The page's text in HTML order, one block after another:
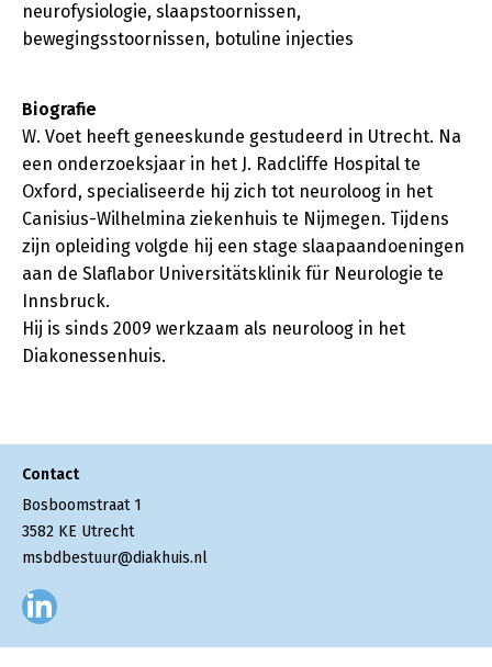
neurofysiologie, slaapstoornissen,
bewegingsstoornissen, botuline injecties
Biografie
W. Voet heeft geneeskunde gestudeerd in Utrecht. Na
een onderzoeksjaar in het J. Radcliffe Hospital te
Oxford, specialiseerde hij zich tot neuroloog in het
Canisius-Wilhelmina ziekenhuis te Nijmegen. Tijdens
zijn opleiding volgde hij een stage slaapaandoeningen
aan de Slaflabor Universitätsklinik für Neurologie te
Innsbruck.
Hij is sinds 2009 werkzaam als neuroloog in het
Diakonessenhuis.
Contact
Bosboomstraat 1
3582 KE Utrecht
msbdbestuur@diakhuis.nl